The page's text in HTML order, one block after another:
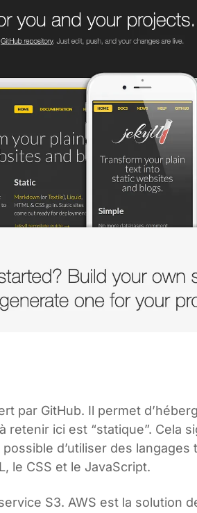
par GitHub. Il permet
ici est “statique”. Cela
d’utiliser des langages
le CSS et le JavaScript.
S3. AWS est la solution